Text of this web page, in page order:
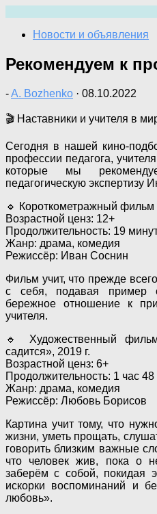
содержимому
Новости и объявления
Рекомендуем к
-A. Bozhenko · 08.10.2022
🎬 Наставники и учителя в
Сегодня в нашей кино-
профессии педагога,
которые мы
педагогическую экспертизу
🔹 Короткометражный фильм
Возрастной ценз: 12+
Продолжительность: 19
Жанр: драма, комедия
Режиссёр: Иван Соснин
Фильм учит, что прежде
с себя, подавая пример
бережное отношение к
учителя.
🔹 Художественный
садится», 2019 г.
Возрастной ценз: 6+
Продолжительность: 1 час 48
Жанр: драма, комедия
Режиссёр: Любовь Борисов
Картина учит тому, что
жизни, уметь прощать,
говорить близким важные
что человек жив, пока о
заберём с собой, покидая
искорки воспоминаний и
любовь».